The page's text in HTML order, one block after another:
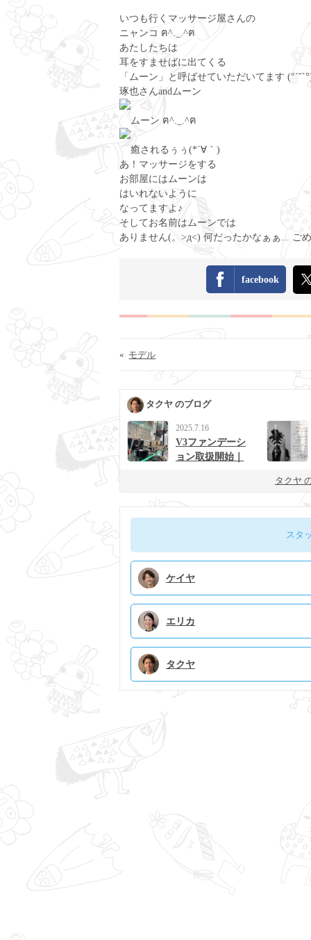
いつも行くマッサージ屋さんの
ニャンコ ฅ^._.^ฅ
あたしたちは
耳をすませばに出てくる
「ムーン」と呼ばせていただいてます
琢也さんandムーン
ムーン ฅ^._.^ฅ
癒されるぅぅ(*´∀｀)
あ！マッサージをする
お部屋にはムーンは
はいれないように
なってますよ♪
そしてお名前はムーンでは
ありません(。>д<) 何だったかなぁぁ... ご
facebook
« モデル
タクヤ のブログ
2025.7.16
V3ファンデーシ
ョン取扱開始｜
タクヤ
スタ
ケイヤ
エリカ
タクヤ